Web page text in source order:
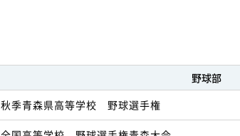
野球部
秋季青森県高等学校 野球選手権